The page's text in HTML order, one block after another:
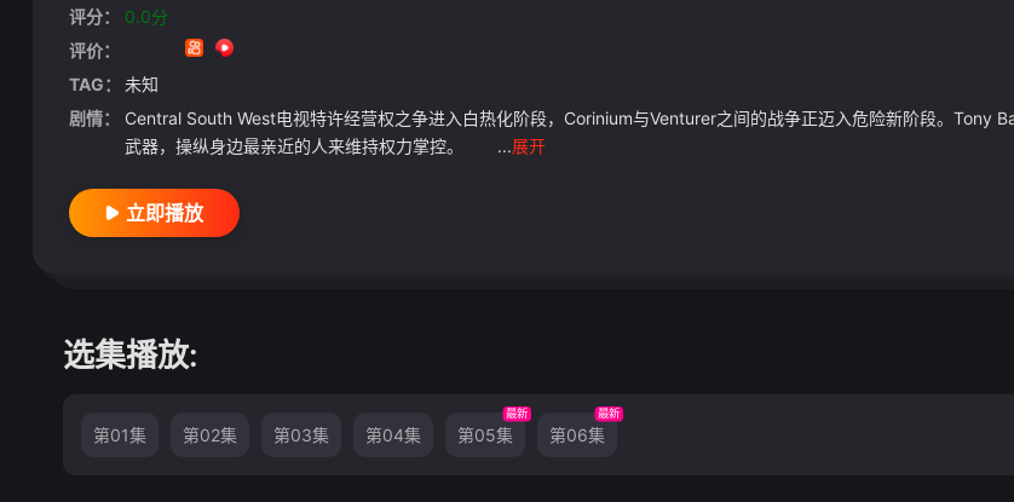
评分：
0.0分
评价：
TAG：
未知
剧情：
Central South West电视特许经营权之争进入白热化阶段，Corinium与Venturer之间的战争正迈入危险新阶段。Tony
武器，操纵身边最亲近的人来维持权力掌控。 ...展开
立即播放
选集播放:
第01集 第02集 第03集 第04集 第05集
最新
第06集
最新